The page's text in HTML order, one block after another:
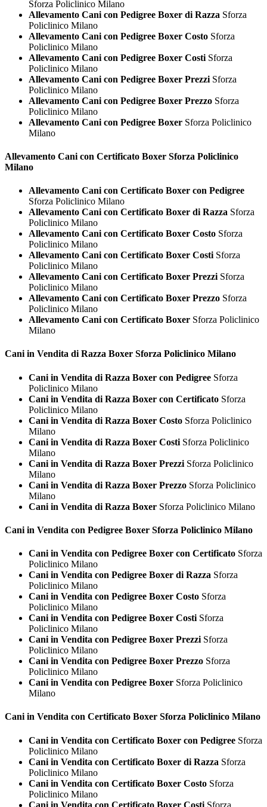
Sforza Policlinico Milano
Allevamento Cani con Pedigree Boxer di Razza Sforza
Policlinico Milano
Allevamento Cani con Pedigree Boxer Costo Sforza
Policlinico Milano
Allevamento Cani con Pedigree Boxer Costi Sforza
Policlinico Milano
Allevamento Cani con Pedigree Boxer Prezzi Sforza
Policlinico Milano
Allevamento Cani con Pedigree Boxer Prezzo Sforza
Policlinico Milano
Allevamento Cani con Pedigree Boxer Sforza Policlinico
Milano
Allevamento Cani con Certificato Boxer Sforza Policlinico
Milano
Allevamento Cani con Certificato Boxer con Pedigree
Sforza Policlinico Milano
Allevamento Cani con Certificato Boxer di Razza Sforza
Policlinico Milano
Allevamento Cani con Certificato Boxer Costo Sforza
Policlinico Milano
Allevamento Cani con Certificato Boxer Costi Sforza
Policlinico Milano
Allevamento Cani con Certificato Boxer Prezzi Sforza
Policlinico Milano
Allevamento Cani con Certificato Boxer Prezzo Sforza
Policlinico Milano
Allevamento Cani con Certificato Boxer Sforza Policlinico
Milano
Cani in Vendita di Razza Boxer Sforza Policlinico Milano
Cani in Vendita di Razza Boxer con Pedigree Sforza
Policlinico Milano
Cani in Vendita di Razza Boxer con Certificato Sforza
Policlinico Milano
Cani in Vendita di Razza Boxer Costo Sforza Policlinico
Milano
Cani in Vendita di Razza Boxer Costi Sforza Policlinico
Milano
Cani in Vendita di Razza Boxer Prezzi Sforza Policlinico
Milano
Cani in Vendita di Razza Boxer Prezzo Sforza Policlinico
Milano
Cani in Vendita di Razza Boxer Sforza Policlinico Milano
Cani in Vendita con Pedigree Boxer Sforza Policlinico Milano
Cani in Vendita con Pedigree Boxer con Certificato Sforza
Policlinico Milano
Cani in Vendita con Pedigree Boxer di Razza Sforza
Policlinico Milano
Cani in Vendita con Pedigree Boxer Costo Sforza
Policlinico Milano
Cani in Vendita con Pedigree Boxer Costi Sforza
Policlinico Milano
Cani in Vendita con Pedigree Boxer Prezzi Sforza
Policlinico Milano
Cani in Vendita con Pedigree Boxer Prezzo Sforza
Policlinico Milano
Cani in Vendita con Pedigree Boxer Sforza Policlinico
Milano
Cani in Vendita con Certificato Boxer Sforza Policlinico Milano
Cani in Vendita con Certificato Boxer con Pedigree Sforza
Policlinico Milano
Cani in Vendita con Certificato Boxer di Razza Sforza
Policlinico Milano
Cani in Vendita con Certificato Boxer Costo Sforza
Policlinico Milano
Cani in Vendita con Certificato Boxer Costi Sforza